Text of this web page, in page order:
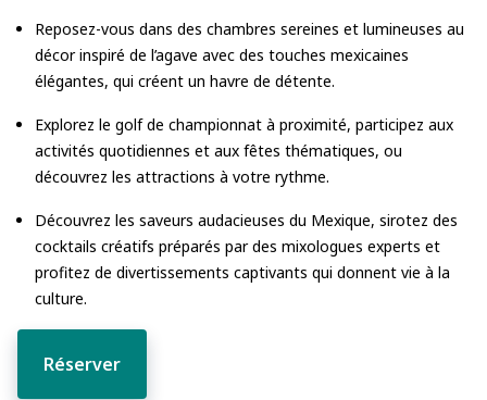
Reposez-vous dans des chambres sereines et lumineuses au
décor inspiré de l’agave avec des touches mexicaines
élégantes, qui créent un havre de détente.
Explorez le golf de championnat à proximité, participez aux
activités quotidiennes et aux fêtes thématiques, ou
découvrez les attractions à votre rythme.
Découvrez les saveurs audacieuses du Mexique, sirotez des
cocktails créatifs préparés par des mixologues experts et
profitez de divertissements captivants qui donnent vie à la
culture.
Réserver